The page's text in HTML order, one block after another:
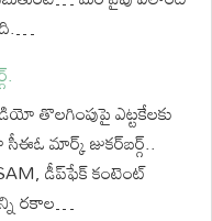
తొలగింపుపై ఎట్టకేలకు
మార్క్ జుకర్‌బర్గ్..
డీప్‌ఫేక్‌ కంటెంట్‌
రకాల…